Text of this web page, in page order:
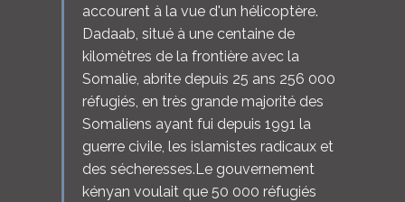
accourent à la vue d'un hélicoptère.
Dadaab, situé à une centaine de
kilomètres de la frontière avec la
Somalie, abrite depuis 25 ans 256 000
réfugiés, en très grande majorité des
Somaliens ayant fui depuis 1991 la
guerre civile, les islamistes radicaux et
des sécheresses.Le gouvernement
kényan voulait que 50 000 réfugiés